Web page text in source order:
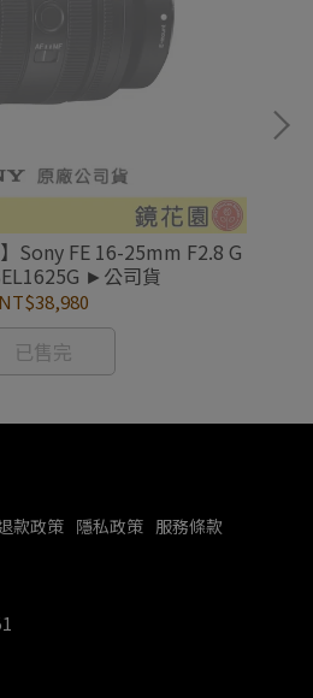
Sony FE 16-25mm F2.8 G
►公司貨
NT$38,980
已售完
款政策 隱私政策 服務條款